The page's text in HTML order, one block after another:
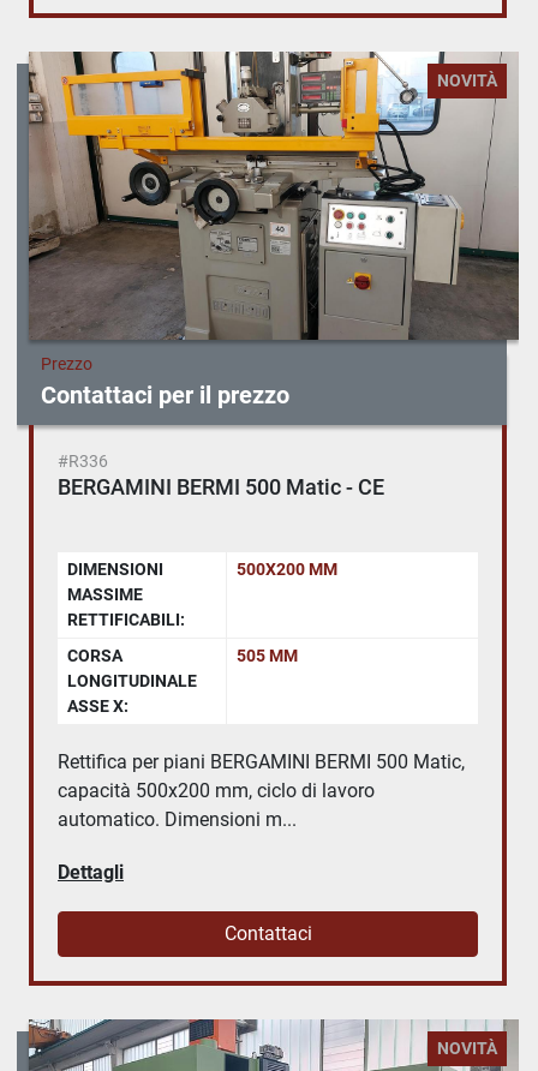
NOVITÀ
Prezzo
Contattaci per il prezzo
#R336
BERGAMINI BERMI 500 Matic - CE
DIMENSIONI
MASSIME
RETTIFICABILI:
500X200 MM
CORSA
LONGITUDINALE
ASSE X:
505 MM
Rettifica per piani BERGAMINI BERMI 500 Matic,
capacità 500x200 mm, ciclo di lavoro
automatico. Dimensioni m...
Dettagli
Contattaci
NOVITÀ